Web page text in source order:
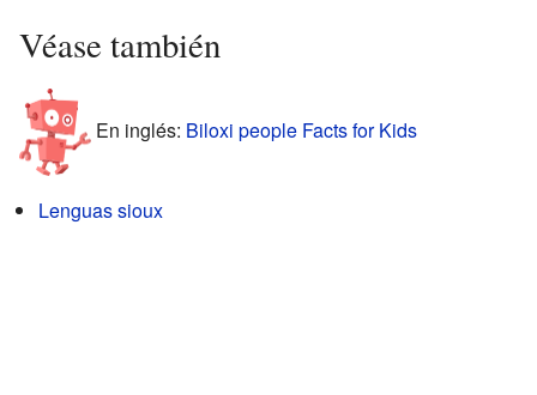
Véase también
En inglés: Biloxi people Facts for Kids
Lenguas sioux